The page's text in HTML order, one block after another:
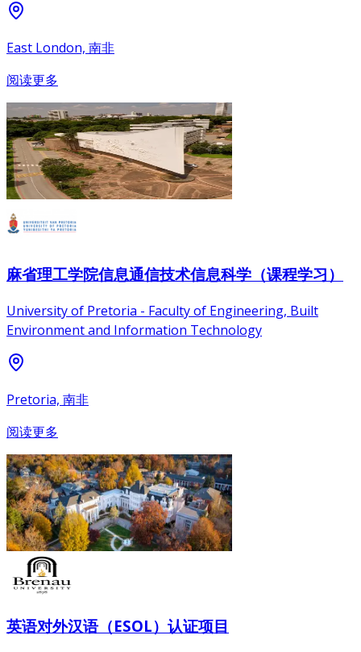
East London, 南非
阅读更多
麻省理工学院信息通信技术信息科学（课程学习）
University of Pretoria - Faculty of Engineering, Built
Environment and Information Technology
Pretoria, 南非
阅读更多
英语对外汉语（ESOL）认证项目